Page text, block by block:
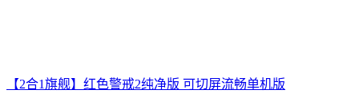
【2合1旗舰】红色警戒2纯净版 可切屏流畅单机版